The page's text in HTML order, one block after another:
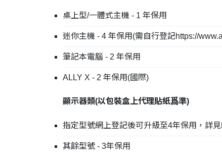
桌上型/一體式主機 - 1 年保用
迷你主機 - 4 年保用(需自行登記https://
筆記本電腦 - 2 年保用
ALLY X - 2 年保用(國際)
顯示器類(以包裝盒上代理貼紙爲準)
指定型號網上登記後可升級至4年保用，詳見
其餘型號 - 3年保用